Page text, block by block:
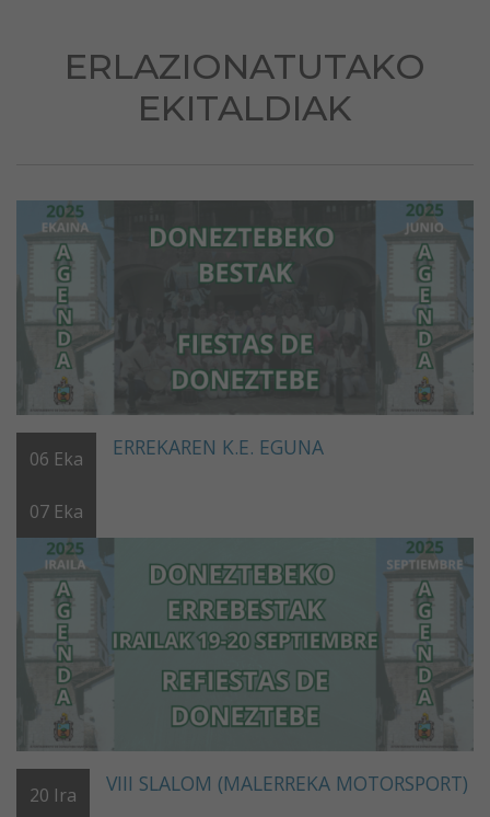
ERLAZIONATUTAKO
EKITALDIAK
06 Eka
07 Eka
ERREKAREN K.E. EGUNA
20 Ira VIII SLALOM (MALERREKA MOTORSPORT)